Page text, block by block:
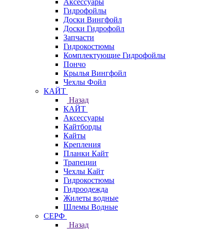
Аксессуары
Гидрофойлы
Доски Вингфойл
Доски Гидрофойл
Запчасти
Гидрокостюмы
Комплектующие Гидрофойлы
Пончо
Крылья Вингфойл
Чехлы Фойл
КАЙТ
Назад
КАЙТ
Аксессуары
Кайтборды
Кайты
Крепления
Планки Кайт
Трапеции
Чехлы Кайт
Гидрокостюмы
Гидроодежда
Жилеты водные
Шлемы Водные
СЕРФ
Назад